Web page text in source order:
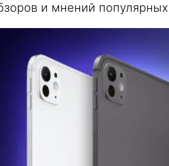
и мнений популярных